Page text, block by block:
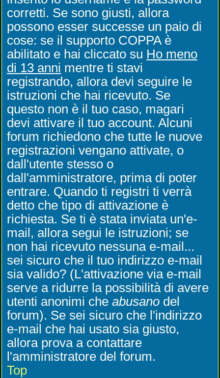
corretti. Se sono giusti, allora
possono esser successe un paio di
cose: se il supporto COPPA è
abilitato e hai cliccato su Ho meno
di 13 anni mentre ti stavi
registrando, allora devi seguire le
istruzioni che hai ricevuto. Se
questo non è il tuo caso, magari
devi attivare il tuo account. Alcuni
forum richiedono che tutte le nuove
registrazioni vengano attivate, o
dall'utente stesso o
dall'amministratore, prima di poter
entrare. Quando ti registri ti verrà
detto che tipo di attivazione è
richiesta. Se ti è stata inviata un'e-
mail, allora segui le istruzioni; se
non hai ricevuto nessuna e-mail...
sei sicuro che il tuo indirizzo e-mail
sia valido? (L'attivazione via e-mail
serve a ridurre la possibilità di avere
utenti anonimi che abusano del
forum). Se sei sicuro che l'indirizzo
e-mail che hai usato sia giusto,
allora prova a contattare
l'amministratore del forum.
Top